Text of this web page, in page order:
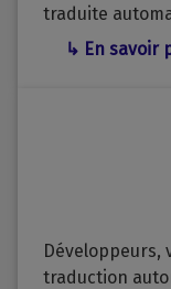
traduite
↳ En savoir
Développeurs,
traduction